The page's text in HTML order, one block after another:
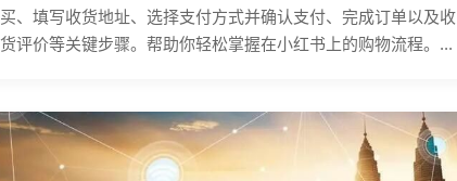
买、填写收货地址、选择支付方式并确认支付、完成订单以及收
货评价等关键步骤。帮助你轻松掌握在小红书上的购物流程。...